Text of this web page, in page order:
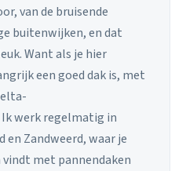
van de bruisende
buitenwijken, en dat
Want als je hier
een goed dak is, met
werk regelmatig in
en Zandweerd, waar je
met pannendaken